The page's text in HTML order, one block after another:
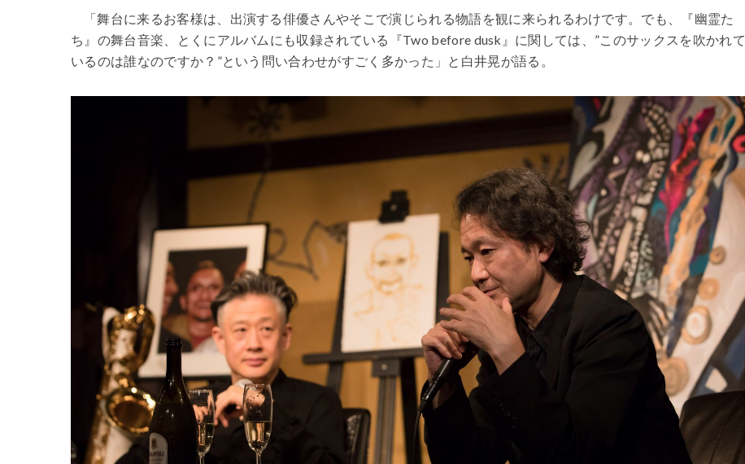
「舞台に来るお客様は、出演する俳優さんやそこで演じられる物語を観に来られるわけです。でも、『幽霊た
ち』の舞台音楽、とくにアルバムにも収録されている『Two before dusk』に関しては、”このサックスを吹かれて
いるのは誰なのですか？”という問い合わせがすごく多かった」と白井晃が語る。